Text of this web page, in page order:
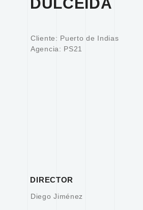
Cliente: Puerto de Indias
Agencia: PS21
DIRECTOR
Diego Jiménez